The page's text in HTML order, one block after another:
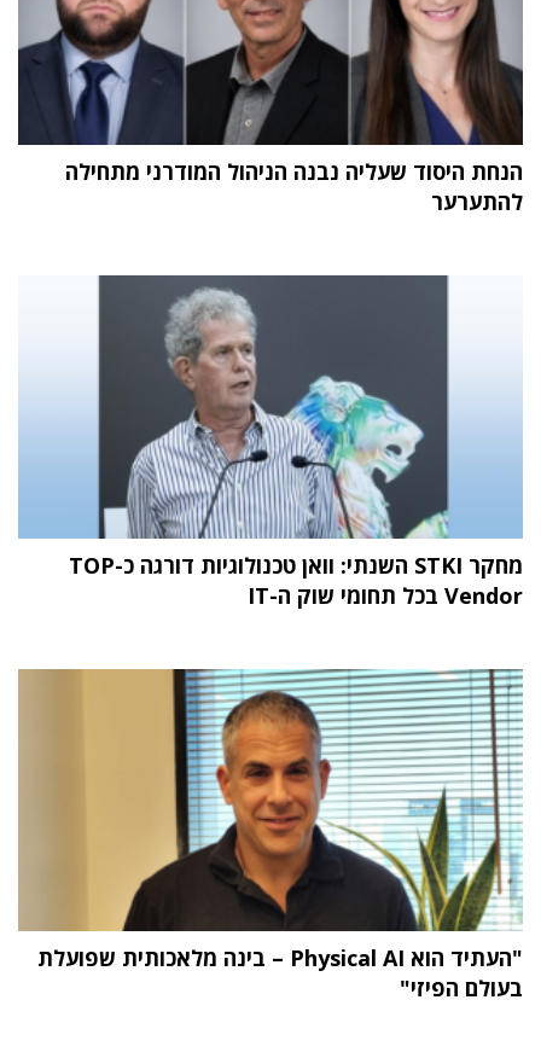
הנחת היסוד שעליה נבנה הניהול המודרני מתחילה
להתערער
מחקר STKI השנתי: וואן טכנולוגיות דורגה כ-TOP
Vendor בכל תחומי שוק ה-IT
"העתיד הוא Physical AI – בינה מלאכותית שפועלת
בעולם הפיזי"